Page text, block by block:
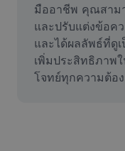
วิดีโอ
ลบพื้นหลังวิดีโอ
ปรับปรุงคุณภาพ
มืออาชีพ คุณสาม
และปรับแต่งข้อค
และได้ผลลัพธ์ที่ดู
เพิ่มประสิทธิภาพ
โจทย์ทุกความต้อ